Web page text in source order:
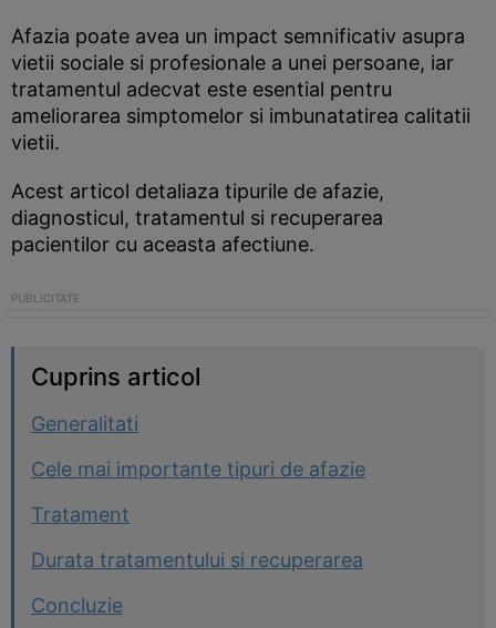
Afazia poate avea un impact semnificativ asupra
vietii sociale si profesionale a unei persoane, iar
tratamentul adecvat este esential pentru
ameliorarea simptomelor si imbunatatirea calitatii
vietii.
Acest articol detaliaza tipurile de afazie,
diagnosticul, tratamentul si recuperarea
pacientilor cu aceasta afectiune.
Cuprins articol
Generalitati
Cele mai importante tipuri de afazie
Tratament
Durata tratamentului si recuperarea
Concluzie